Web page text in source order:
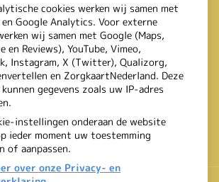
cookies werken wij samen met
Google Analytics. Voor externe
wij samen met Google (Maps,
en Reviews), YouTube, Vimeo,
Instagram, X (Twitter), Qualizorg,
en ZorgkaartNederland. Deze
gegevens zoals uw IP-adres
instellingen onderaan de website
ieder moment uw toestemming
of aanpassen.
over onze Privacy- en